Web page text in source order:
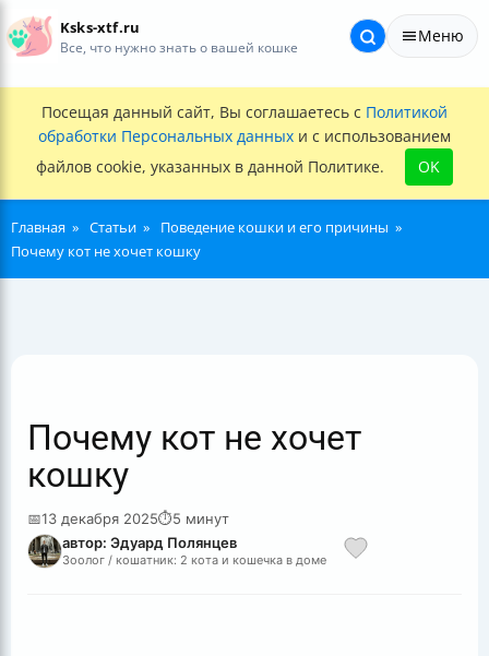
Ksks-xtf.ru
Все, что нужно знать о вашей кошке
Меню
Посещая данный сайт, Вы соглашаетесь с Политикой
обработки Персональных данных и с использованием
файлов cookie, указанных в данной Политике.
OK
Главная Статьи
Поведение кошки и его причины
Почему кот не хочет кошку
Почему кот не хочет
кошку
📅13 декабря 2025⏱5 минут
автор: Эдуард Полянцев
Зоолог / кошатник: 2 кота и кошечка в доме